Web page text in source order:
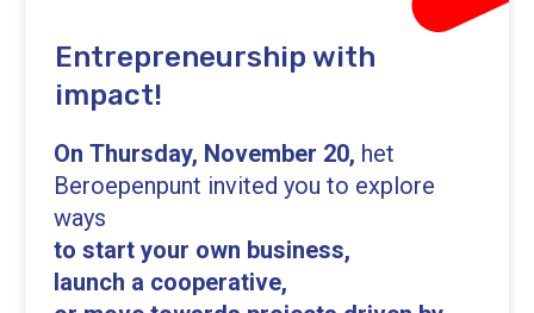
Entrepreneurship with
impact!
On Thursday, November 20, het
Beroepenpunt invited you to explore
ways
to start your own business,
launch a cooperative,